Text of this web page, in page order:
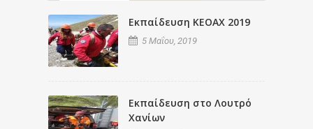
Εκπαίδευση ΚΕΟΑΧ 2019
5 Μαΐου, 2019
Εκπαίδευση στο Λουτρό
Χανίων